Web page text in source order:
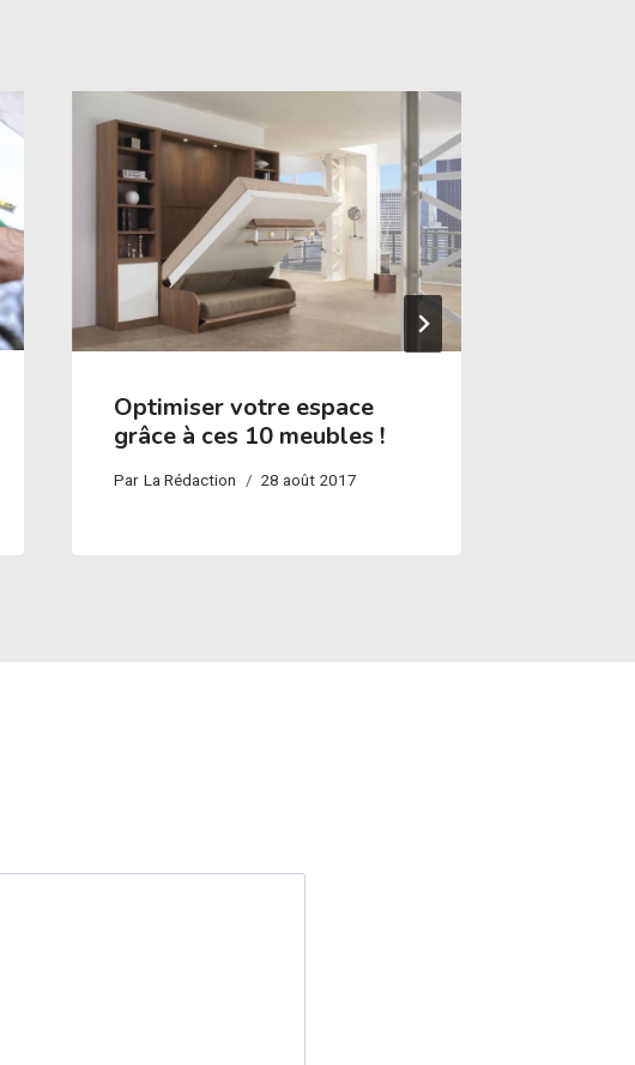
Optimiser votre espace
grâce à ces 10 meubles !
Par La Rédaction 28 août 2017